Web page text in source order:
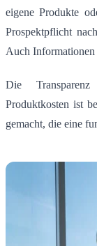
eigene Produkte
Prospektpflicht
Auch
Die
Produktkosten ist
gemacht, die eine